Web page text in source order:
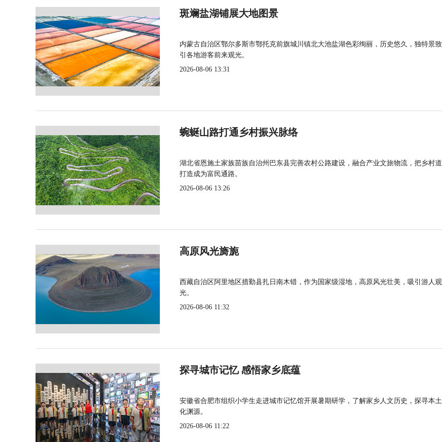
斑斓盐湖铺展大地图景
内蒙古自治区鄂尔多斯市鄂托克前旗城川镇北大池盐湖色彩绚丽，历史悠久，独特景
引各地游客前来观光。
2026-08-06 13:31
蜿蜒山路打通乡村振兴脉络
湖北省恩施土家族苗族自治州巴东县完善农村公路建设，融合产业文旅物流，把乡村
打造成为富民通路。
2026-08-06 13:26
高原风光旖旎
西藏自治区阿里地区措勤县扎日南木错，作为国家级湿地，高原风光壮美，吸引游人观
光。
2026-08-06 11:32
探寻城市记忆 感悟家乡底蕴
安徽省合肥市组织小学生走进城市记忆馆开展暑期研学，了解家乡人文历史，探寻本
化渊源。
2026-08-06 11:22